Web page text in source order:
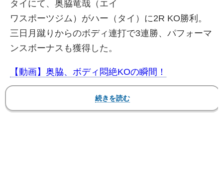
タイにて、奥脇竜哉（エイ
ワスポーツジム）がハー（タイ）に2R KO勝利。
三日月蹴りからのボディ連打で3連勝、パフォーマ
ンスボーナスも獲得した。
【動画】奥脇、ボディ悶絶KOの瞬間！